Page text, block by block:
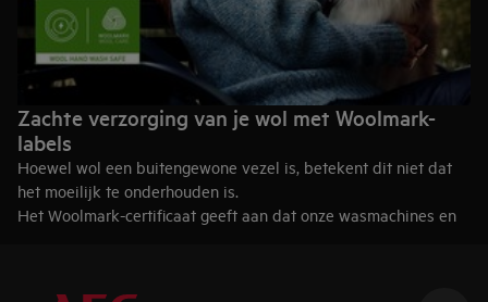
Zachte verzorging van je wol met Woolmark-
labels
Hoewel wol een buitengewone vezel is, betekent dit niet dat
het moeilijk te onderhouden is.
Het Woolmark-certificaat geeft aan dat onze wasmachines en